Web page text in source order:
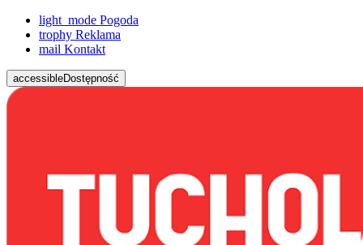
light_mode Pogoda
trophy Reklama
mail Kontakt
accessibleDostępność